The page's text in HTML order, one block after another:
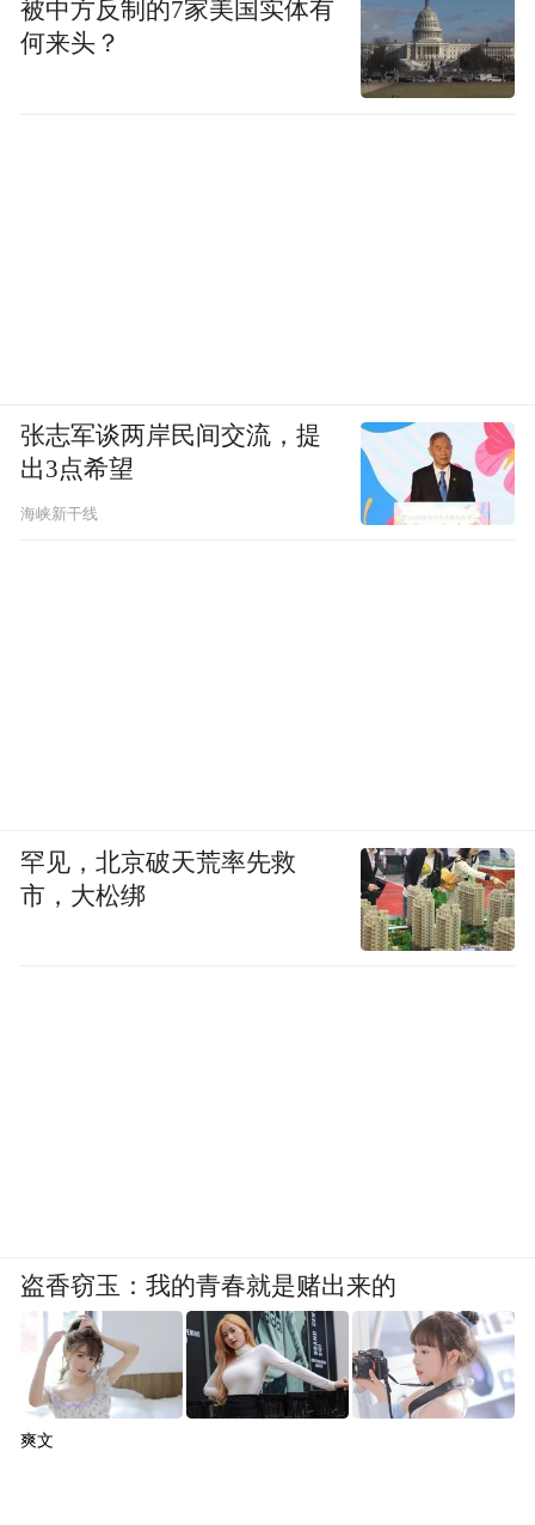
被中方反制的7家美国实体有
何来头？
张志军谈两岸民间交流，提
出3点希望
海峡新干线
罕见，北京破天荒率先救
市，大松绑
盗香窃玉：我的青春就是赌出来的
爽文